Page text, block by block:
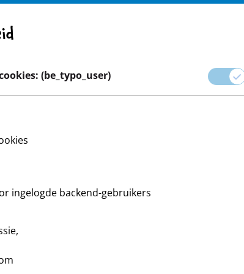
(be_typo_user)
ingelogde backend-gebruikers